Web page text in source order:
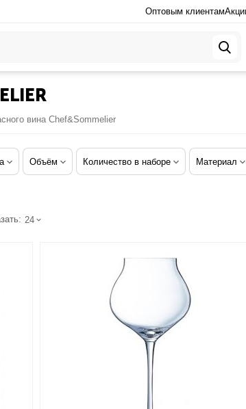
Оптовым клиентам
вина Chef&Sommelier
Объём Количество в наборе Материал
24